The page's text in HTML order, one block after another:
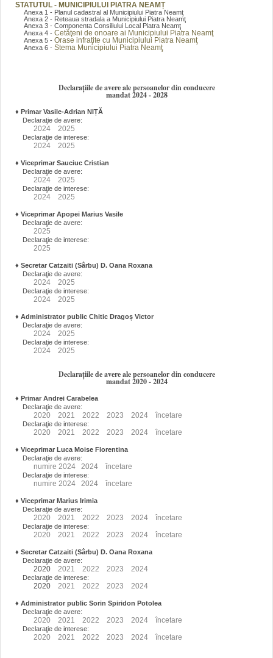
STATUTUL - MUNICIPIULUI PIATRA NEAMȚ
Anexa 1 - Planul cadastral al Municipiului Piatra Neamţ
Anexa 2 - Reteaua stradala a Municipiului Piatra Neamţ
Anexa 3 - Componenta Consiliului Local Piatra Neamţ
Anexa 4 - Cetăţeni de onoare ai Municipiului Piatra Neamţ
Anexa 5 - Orase infraţite cu Municipiului Piatra Neamţ
Anexa 6 - Stema Municipiului Piatra Neamţ
Declarațiile de avere ale persoanelor din conducere
mandat 2024 - 2028
♦ Primar Vasile-Adrian NIȚĂ
Declaraţie de avere:
2024 2025
Declaraţie de interese:
2024 2025
♦ Viceprimar Sauciuc Cristian
Declaraţie de avere:
2024 2025
Declaraţie de interese:
2024 2025
♦ Viceprimar Apopei Marius Vasile
Declaraţie de avere:
2025
Declaraţie de interese:
2025
♦ Secretar Catzaiti (Sârbu) D. Oana Roxana
Declaraţie de avere:
2024 2025
Declaraţie de interese:
2024 2025
♦ Administrator public Chitic Dragoș Victor
Declaraţie de avere:
2024 2025
Declaraţie de interese:
2024 2025
Declarațiile de avere ale persoanelor din conducere
mandat 2020 - 2024
♦ Primar Andrei Carabelea
Declaraţie de avere:
2020 2021 2022 2023 2024 încetare
Declaraţie de interese:
2020 2021 2022 2023 2024 încetare
♦ Viceprimar Luca Moise Florentina
Declaraţie de avere:
numire 2024 2024 încetare
Declaraţie de interese:
numire 2024 2024 încetare
♦ Viceprimar Marius Irimia
Declaraţie de avere:
2020 2021 2022 2023 2024 încetare
Declaraţie de interese:
2020 2021 2022 2023 2024 încetare
♦ Secretar Catzaiti (Sârbu) D. Oana Roxana
Declaraţie de avere:
2020 2021 2022 2023 2024
Declaraţie de interese:
2020 2021 2022 2023 2024
♦ Administrator public Sorin Spiridon Potolea
Declaraţie de avere:
2020 2021 2022 2023 2024 încetare
Declaraţie de interese:
2020 2021 2022 2023 2024 încetare